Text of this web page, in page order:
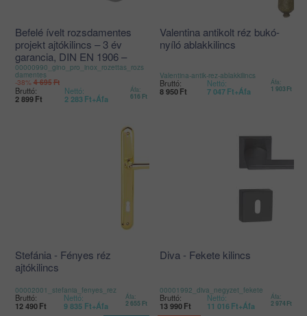
Befelé ívelt rozsdamentes
projekt ajtókilincs – 3 év
garancia, DIN EN 1906 –
matt INOX
00000990_gino_pro_inox_rozettas_rozs
damentes
-38% 4 695Ft
Bruttó:
2 899 Ft
Nettó:
2 283 Ft+Áfa
Áfa:
616 Ft
Valentina antikolt réz bukó-
nyíló ablakkilincs
Valentina-antik-rez-ablakkilincs
Bruttó:
8 950 Ft
Nettó:
7 047 Ft+Áfa
Áfa:
1 903Ft
Stefánia - Fényes réz
ajtókilincs
00002001_stefania_fenyes_rez
Bruttó:
12 490 Ft
Nettó:
9 835 Ft+Áfa
Áfa:
2 655 Ft
Diva - Fekete kilincs
00001992_diva_negyzet_fekete
Bruttó:
13 990 Ft
Nettó:
11 016 Ft+Áfa
Áfa:
2 974Ft